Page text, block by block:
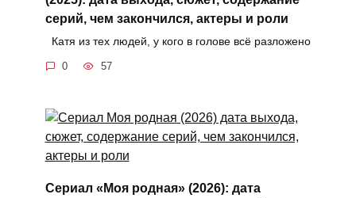
серий, чем закончился, актеры и роли
Катя из тех людей, у кого в голове всё разложено
0 57
Сериал «Моя родная» (2026): дата